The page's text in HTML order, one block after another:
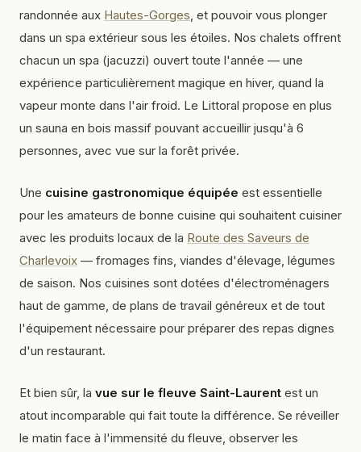
randonnée aux Hautes-Gorges, et pouvoir vous plonger
dans un spa extérieur sous les étoiles. Nos chalets offrent
chacun un spa (jacuzzi) ouvert toute l'année — une
expérience particulièrement magique en hiver, quand la
vapeur monte dans l'air froid. Le Littoral propose en plus
un sauna en bois massif pouvant accueillir jusqu'à 6
personnes, avec vue sur la forêt privée.
Une cuisine gastronomique équipée est essentielle
pour les amateurs de bonne cuisine qui souhaitent cuisiner
avec les produits locaux de la Route des Saveurs de
Charlevoix — fromages fins, viandes d'élevage, légumes
de saison. Nos cuisines sont dotées d'électroménagers
haut de gamme, de plans de travail généreux et de tout
l'équipement nécessaire pour préparer des repas dignes
d'un restaurant.
Et bien sûr, la vue sur le fleuve Saint-Laurent est un
atout incomparable qui fait toute la différence. Se réveiller
le matin face à l'immensité du fleuve, observer les